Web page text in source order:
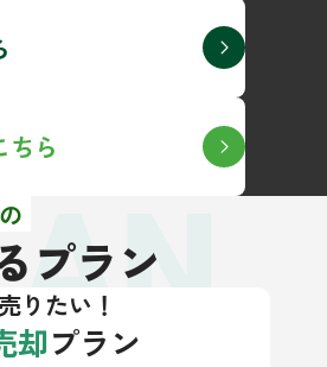
ちら
プラン
りたい！
却プラン